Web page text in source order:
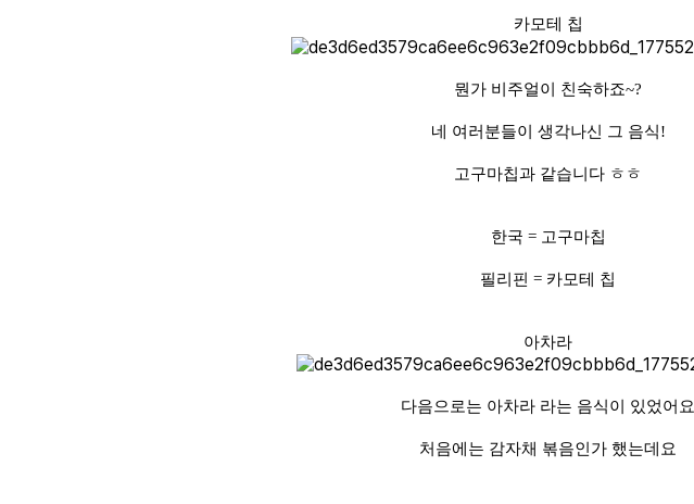
카모테 칩
뭔가 비주얼이 친숙하죠~?
네 여러분들이 생각나신 그 음식!
고구마칩과 같습니다 ㅎㅎ
한국 = 고구마칩
필리핀 = 카모테 칩
아차라
다음으로는 아차라 라는 음식이 있었어요
처음에는 감자채 볶음인가 했는데요